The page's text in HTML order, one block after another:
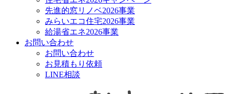
先進的窓リノベ2026事業
みらいエコ住宅2026事業
給湯省エネ2026事業
お問い合わせ
お問い合わせ
お見積もり依頼
LINE相談